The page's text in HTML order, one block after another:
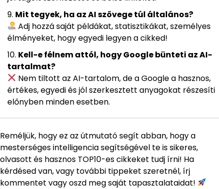
Mit tegyek, ha az AI szövege túl általános?
Adj hozzá saját példákat, statisztikákat, személyes
élményeket, hogy egyedi legyen a cikked!
Kell-e félnem attól, hogy Google bünteti az AI-
tartalmat?
Nem tiltott az AI-tartalom, de a Google a hasznos,
értékes, egyedi és jól szerkesztett anyagokat részesíti
előnyben minden esetben.
Reméljük, hogy ez az útmutató segít abban, hogy a
mesterséges intelligencia segítségével te is sikeres,
olvasott és hasznos TOP10-es cikkeket tudj írni! Ha
kérdésed van, vagy további tippeket szeretnél, írj
kommentet vagy oszd meg saját tapasztalataidat!